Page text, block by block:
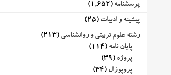
پرسشنامه (1,652)
پیشینه و ادبیات (25)
رشته علوم تربیتی و روانشناسی (213)
پایان نامه (114)
پروژه (39)
پروپوزال (34)